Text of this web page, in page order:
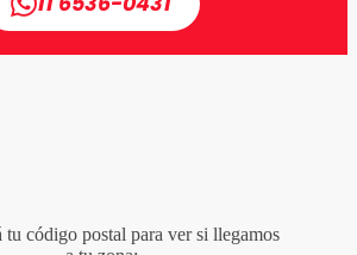
tu código postal para ver si llegamos